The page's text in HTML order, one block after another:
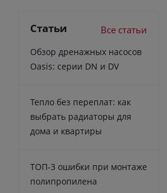
Статьи Все статьи
Обзор дренажных насосов
Oasis: серии DN и DV
Тепло без переплат: как
выбрать радиаторы для
дома и квартиры
ТОП-3 ошибки при монтаже
полипропилена